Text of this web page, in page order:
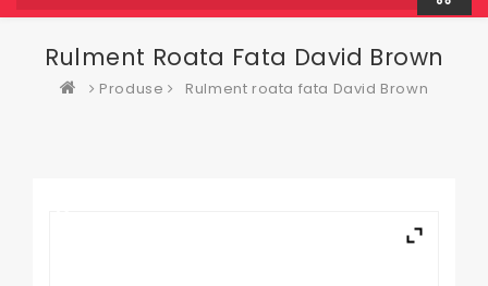
Rulment Roata Fata David Brown
Produse Rulment roata fata David Brown